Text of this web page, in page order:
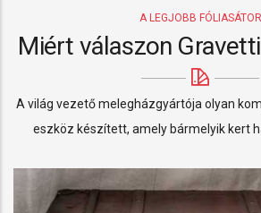
A LEGJOBB FÓLIASÁTOR
Miért válaszon
A világ vezető melegházgyártója olyan
eszköz készített, amely bármelyik kert